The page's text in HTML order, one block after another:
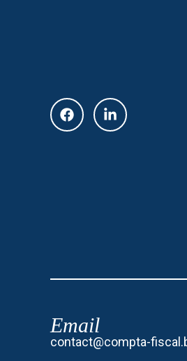
Email
contact@compta-